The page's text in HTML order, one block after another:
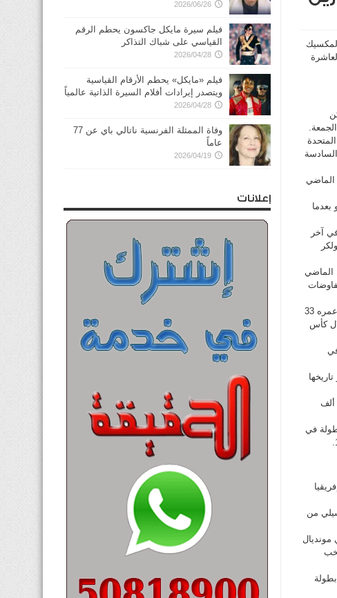
البرازيل 2014، حيث يلتقي المكسيك
الماضي
فائزة 2-صفر على توجو بعدما
في آخر
لنحو 12 ساعة يوم الاثنين الماضي
ويبدو هناك فوارق في المستوى بين صمويل إيتو قائد الكاميرون وبين الكثير من زملائه لكن المهاجم البالغ عمره 33
كأس
ومن المتوقع أن تحظى المكسيك بتشجيع من أغلبية المشجعين الموجودين في الملعب البالغ سعته نحو 40 ألف
في
مكررة لنهائي مونديال 2010 بجنوب إفريقيا
من
مونديال
2026/06/26
فيلم سيرة مايكل جاكسون يحطم الرقم
القياسي على شباك التذاكر
2026/04/28
فيلم «مايكل» يحطم الأرقام القياسية
ويتصدر إيرادات أفلام السيرة الذاتية عالمياً
2026/04/28
وفاة الممثلة الفرنسية ناتالي باي عن 77
عاماً
2026/04/19
إعلانات